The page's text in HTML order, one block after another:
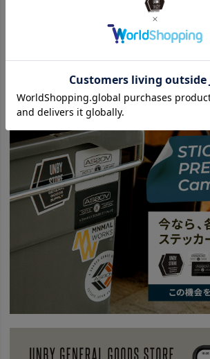
UNBYセレクトで作る、冬を楽しむアウター
news UNBYセレクトで作る、秋冬のお手本スタ
UNBYセレクトで作る、秋のお手本スタイル
WAX - ワックス 商品一覧はこ